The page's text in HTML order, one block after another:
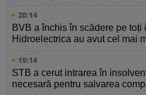
20:14
BVB a închis în scădere pe toți
Hidroelectrica au avut cel mai
19:14
STB a cerut intrarea în
necesară pentru salvarea